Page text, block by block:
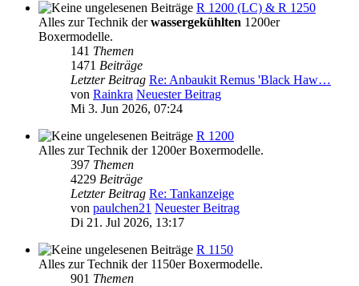
R 1200 (LC) & R 1250
Alles zur Technik derwassergekühlten 1200er
Boxermodelle.
141 Themen
1471 Beiträge
Letzter Beitrag Re: Anbaukit Remus 'Black Haw…
von Rainkra Neuester Beitrag
Mi 3. Jun 2026, 07:24
R 1200
Alles zur Technik der 1200er Boxermodelle.
397 Themen
4229 Beiträge
Letzter Beitrag Re: Tankanzeige
von paulchen21 Neuester Beitrag
Di 21. Jul 2026, 13:17
R 1150
Alles zur Technik der 1150er Boxermodelle.
901 Themen